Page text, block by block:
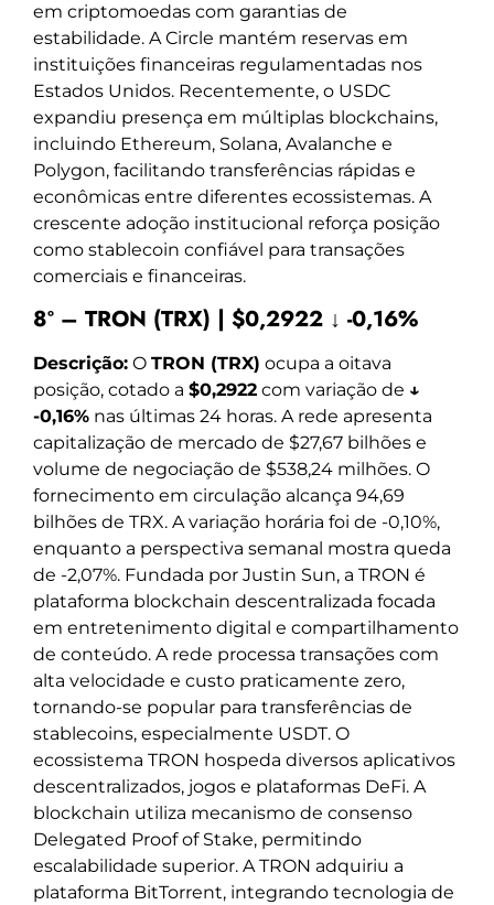
em criptomoedas com garantias de
estabilidade. A Circle mantém reservas em
instituições financeiras regulamentadas nos
Estados Unidos. Recentemente, o USDC
expandiu presença em múltiplas blockchains,
incluindo Ethereum, Solana, Avalanche e
Polygon, facilitando transferências rápidas e
econômicas entre diferentes ecossistemas. A
crescente adoção institucional reforça posição
como stablecoin confiável para transações
comerciais e financeiras.
8º – TRON (TRX) | $0,2922 ↓ -0,16%
Descrição: O TRON (TRX) ocupa a oitava
posição, cotado a $0,2922 com variação de ↓
-0,16% nas últimas 24 horas. A rede apresenta
capitalização de mercado de $27,67 bilhões e
volume de negociação de $538,24 milhões. O
fornecimento em circulação alcança 94,69
bilhões de TRX. A variação horária foi de -0,10%,
enquanto a perspectiva semanal mostra queda
de -2,07%. Fundada por Justin Sun, a TRON é
plataforma blockchain descentralizada focada
em entretenimento digital e compartilhamento
de conteúdo. A rede processa transações com
alta velocidade e custo praticamente zero,
tornando-se popular para transferências de
stablecoins, especialmente USDT. O
ecossistema TRON hospeda diversos aplicativos
descentralizados, jogos e plataformas DeFi. A
blockchain utiliza mecanismo de consenso
Delegated Proof of Stake, permitindo
escalabilidade superior. A TRON adquiriu a
plataforma BitTorrent, integrando tecnologia de